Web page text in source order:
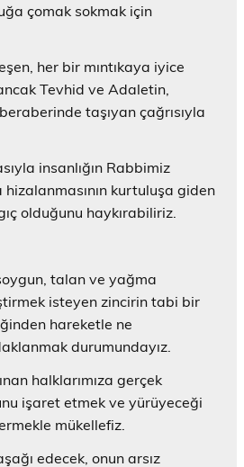
çomak sokmak için
her bir mıntıkaya iyice
Tevhid ve Adaletin,
taşıyan çağrısıyla
insanlığın Rabbimiz
hizalanmasının kurtuluşa giden
olduğunu haykırabiliriz.
talan ve yağma
isteyen zincirin tabi bir
hareketle ne
durumundayız.
halklarımıza gerçek
işaret etmek ve yürüyeceği
mükellefiz.
edecek, onun arsız